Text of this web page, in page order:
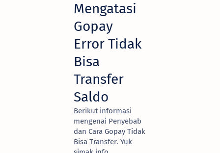
Mengatasi
Gopay
Error Tidak
Bisa
Transfer
Saldo
Berikut informasi
mengenai Penyebab
dan Cara Gopay Tidak
Bisa Transfer. Yuk